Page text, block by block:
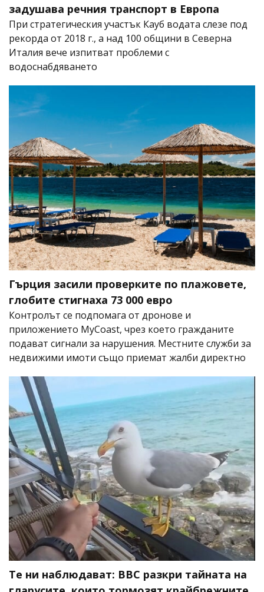
задушава речния транспорт в Европа
При стратегическия участък Кауб водата слезе под
рекорда от 2018 г., а над 100 общини в Северна
Италия вече изпитват проблеми с
водоснабдяването
Гърция засили проверките по плажовете,
глобите стигнаха 73 000 евро
Контролът се подпомага от дронове и
приложението MyCoast, чрез което гражданите
подават сигнали за нарушения. Местните служби за
недвижими имоти също приемат жалби директно
Те ни наблюдават: BBC разкри тайната на